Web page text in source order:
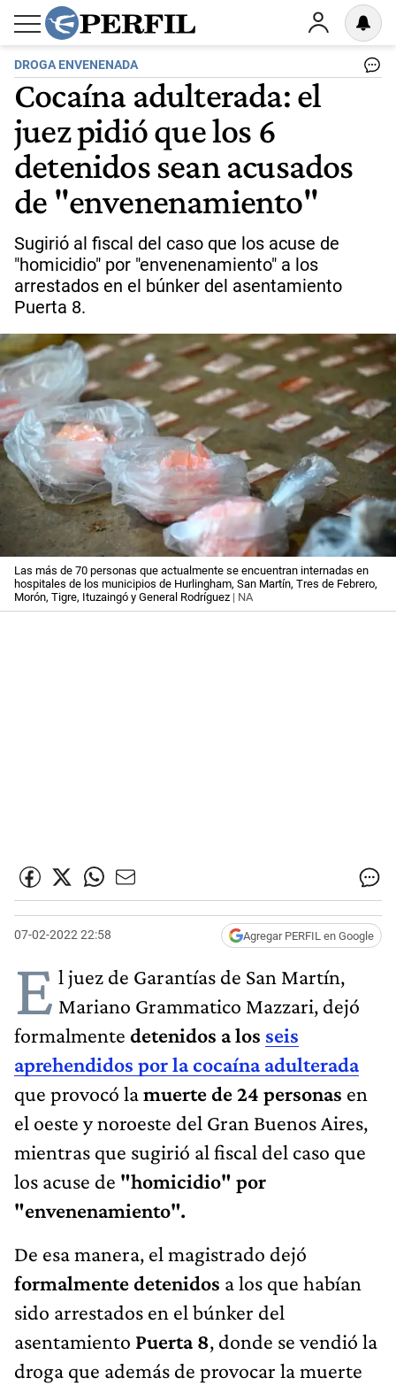
DROGA ENVENENADA
Cocaína adulterada: el
juez pidió que los 6
detenidos sean acusados
de "envenenamiento"
Sugirió al fiscal del caso que los acuse de
"homicidio" por "envenenamiento" a los
arrestados en el búnker del asentamiento
Puerta 8.
Las más de 70 personas que actualmente se encuentran internadas en
hospitales de los municipios de Hurlingham, San Martín, Tres de Febrero,
Morón, Tigre, Ituzaingó y General Rodríguez | NA
07-02-2022 22:58 Agregar PERFIL en Google
E l juez de Garantías de San Martín,
Mariano Grammatico Mazzari, dejó
formalmente detenidos a los seis
aprehendidos por la cocaína adulterada
que provocó lamuerte de 24 personas en
el oeste y noroeste del Gran Buenos Aires,
mientras que sugirió al fiscal del caso que
los acuse de "homicidio" por
"envenenamiento".
De esa manera, el magistrado dejó
formalmente detenidos a los que habían
sido arrestados en el búnker del
asentamiento Puerta 8, donde se vendió la
droga que además de provocar la muerte